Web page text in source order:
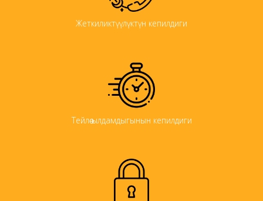
Жеткиликтүүлүктүн кепилдиги
Тейлөө ылдамдыгынын кепилдиги